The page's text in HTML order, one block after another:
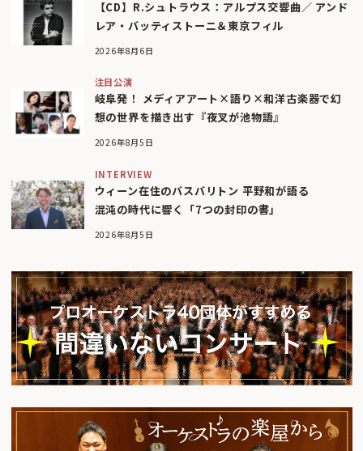
【CD】R.シュトラウス：アルプス交響曲／ アンド
レア・バッティストーニ＆東京フィル
2026年8月6日
注目公演
岐阜発！ メディアアート×語り×和洋古楽器で幻
想の世界を描き出す『夜叉が池物語』
2026年8月5日
INTERVIEW
ウィーン在住のバスバリトン 平野和が語る
混沌の時代に響く「7つの封印の書」
2026年8月5日